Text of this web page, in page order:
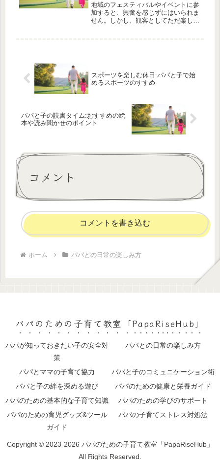
地域のフェスティバルやイベントに参
加すると、興奮を感じずにはいられま
せん。しかし、観客としてただ楽しむ
スポーツを楽しむ休日:パパと子で始
めるスポーツのすすめ
パパと子の読書タイム:おすすめの絵
本や読み聞かせのポイント
コメント
コメントを書き込む
ホーム パパとの日常の楽しみ方
パパのための子育て教室「PapaRiseHub」
パパが知っておきたい子の安全対
策
パパとの日常の楽しみ方
パパとママの子育て協力
パパと子のコミュニケーション術
パパと子の絆を深める遊び
パパのための健康と栄養ガイド
パパのための基本的な子育て知識
パパのための学びのサポート
パパのための育児グッズ&ツール
ガイド
パパの子育てストレス対処法
Copyright © 2023-2026 パパのための子育て教室「PapaRiseHub」
All Rights Reserved.